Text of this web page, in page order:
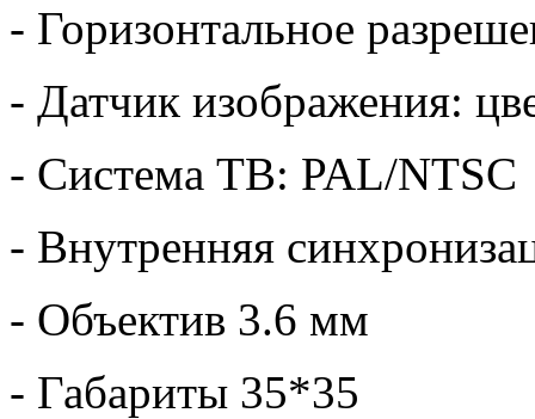
- Горизонтальное
- Датчик изображения:
- Система ТВ: PAL/NTSC
- Внутренняя
- Объектив 3.6 мм
- Габариты 35*35